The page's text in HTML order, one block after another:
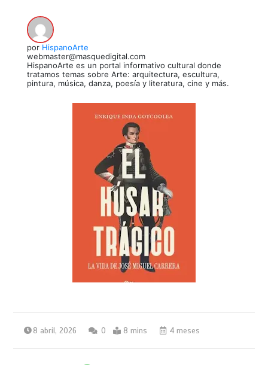
por HispanoArte
webmaster@masquedigital.com
HispanoArte es un portal informativo cultural donde
tratamos temas sobre Arte: arquitectura, escultura,
pintura, música, danza, poesía y literatura, cine y más.
8 abril, 2026 0 8 mins 4 meses